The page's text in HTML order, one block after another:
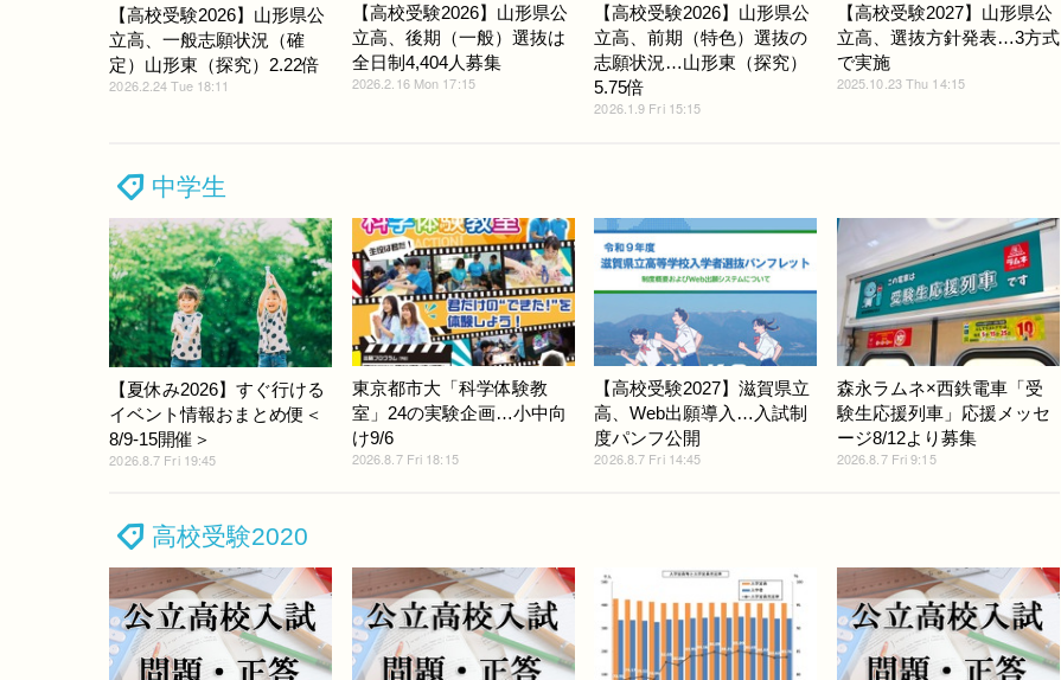
【高校受験2026】山形県公
立高、一般志願状況（確
定）山形東（探究）2.22倍
2026.2.24 Tue 18:11
【高校受験2026】山形県公
立高、後期（一般）選抜は
全日制4,404人募集
2026.2.16 Mon 17:15
【高校受験2026】山形県公
立高、前期（特色）選抜の
志願状況…山形東（探究）
5.75倍
2026.1.9 Fri 15:15
【高校受験2027】山形県公
立高、選抜方針発表…3方式
で実施
2025.10.23 Thu 14:15
中学生
【夏休み2026】すぐ行ける
イベント情報おまとめ便＜
8/9-15開催＞
2026.8.7 Fri 19:45
東京都市大「科学体験教
室」24の実験企画…小中向
け9/6
2026.8.7 Fri 18:15
【高校受験2027】滋賀県立
高、Web出願導入…入試制
度パンフ公開
2026.8.7 Fri 14:45
森永ラムネ×西鉄電車「受
験生応援列車」応援メッセ
ージ8/12より募集
2026.8.7 Fri 9:15
高校受験2020